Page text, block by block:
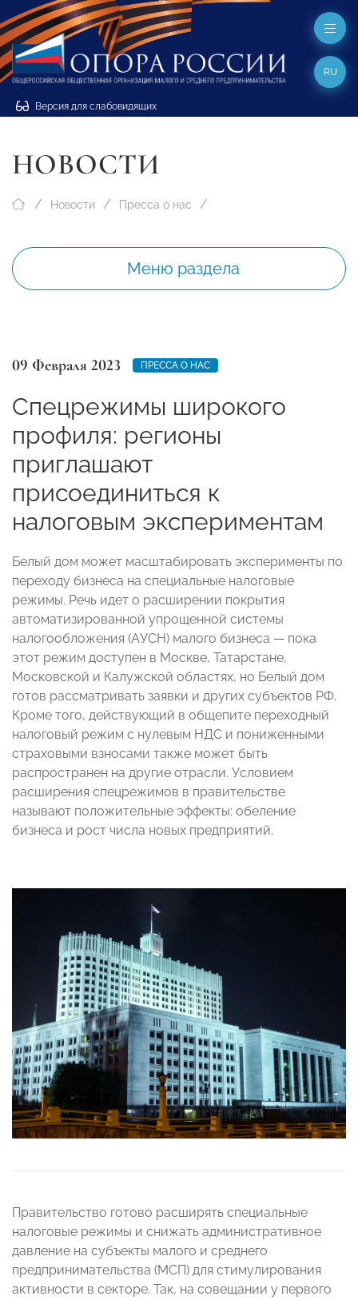
Версия для слабовидящих
RU
НОВОСТИ
Новости Пресса о нас
Меню раздела
09 Февраля 2023 ПРЕССА О НАС
Спецрежимы широкого
профиля: регионы
приглашают
присоединиться к
налоговым экспериментам
Белый дом может масштабировать эксперименты по
переходу бизнеса на специальные налоговые
режимы. Речь идет о расширении покрытия
автоматизированной упрощенной системы
налогообложения (АУСН) малого бизнеса — пока
этот режим доступен в Москве, Татарстане,
Московской и Калужской областях, но Белый дом
готов рассматривать заявки и других субъектов РФ.
Кроме того, действующий в общепите переходный
налоговый режим с нулевым НДС и пониженными
страховыми взносами также может быть
распространен на другие отрасли. Условием
расширения спецрежимов в правительстве
называют положительные эффекты: обеление
бизнеса и рост числа новых предприятий.
Правительство готово расширять специальные
налоговые режимы и снижать административное
давление на субъекты малого и среднего
предпринимательства (МСП) для стимулирования
активности в секторе. Так, на совещании у первого